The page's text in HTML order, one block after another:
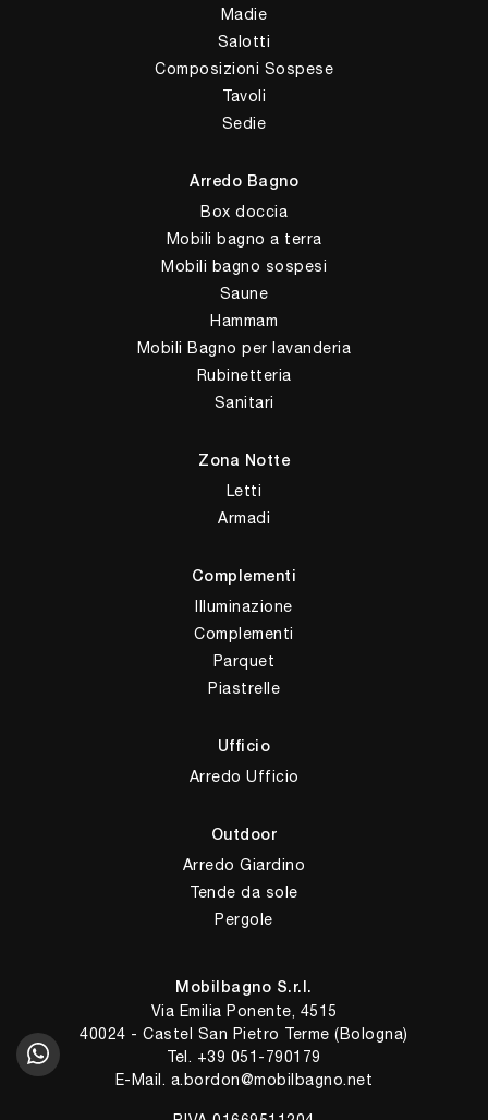
Madie
Salotti
Composizioni Sospese
Tavoli
Sedie
Arredo Bagno
Box doccia
Mobili bagno a terra
Mobili bagno sospesi
Saune
Hammam
Mobili Bagno per lavanderia
Rubinetteria
Sanitari
Zona Notte
Letti
Armadi
Complementi
Illuminazione
Complementi
Parquet
Piastrelle
Ufficio
Arredo Ufficio
Outdoor
Arredo Giardino
Tende da sole
Pergole
Mobilbagno S.r.l.
Via Emilia Ponente, 4515
40024 - Castel San Pietro Terme (Bologna)
Tel. +39 051-790179
E-Mail. a.bordon@mobilbagno.net